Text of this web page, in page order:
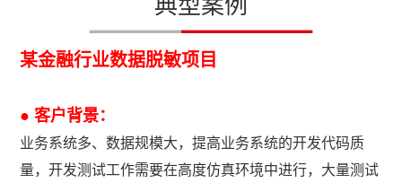
某金融行业数据脱敏项目
● 客户背景：
业务系统多、数据规模大，提高业务系统的开发代码质
量，开发测试工作需要在高度仿真环境中进行，大量测试